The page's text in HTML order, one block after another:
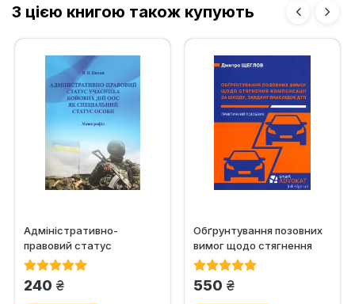
З цією книгою також купують
Адміністративно-
правовий статус
учасника бойових дій ООС
240 грн.
Обґрунтування позовних
вимог щодо стягнення
компенсації за шкоду,...
550 грн.